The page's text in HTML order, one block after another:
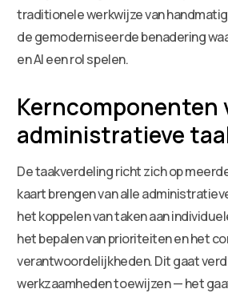
traditionele werkwijze van
de gemoderniseerde benadering
en AI een rol spelen.
Kerncomponenten
administratieve
De taakverdeling richt zich op
kaart brengen van alle
het koppelen van taken aan
het bepalen van prioriteiten en het
verantwoordelijkheden. Dit gaat
werkzaamheden toewijzen — het